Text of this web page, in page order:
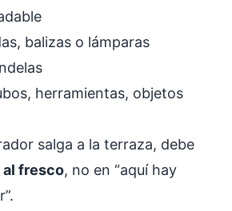
balizas o lámparas
herramientas, objetos
salga a la terraza, debe
al fresco, no en “aquí hay